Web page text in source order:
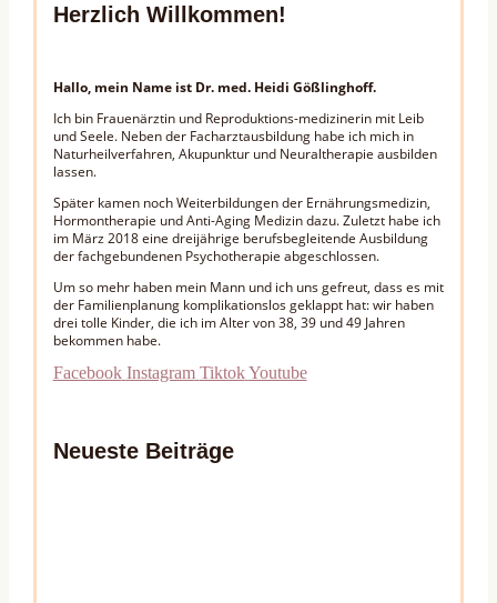
Herzlich Willkommen!
Hallo, mein Name ist Dr. med. Heidi Gößlinghoff.
Ich bin Frauenärztin und Reproduktions-medizinerin mit Leib
und Seele. Neben der Facharztausbildung habe ich mich in
Naturheilverfahren, Akupunktur und Neuraltherapie ausbilden
lassen.
Später kamen noch Weiterbildungen der Ernährungsmedizin,
Hormontherapie und Anti-Aging Medizin dazu. Zuletzt habe ich
im März 2018 eine dreijährige berufsbegleitende Ausbildung
der fachgebundenen Psychotherapie abgeschlossen.
Um so mehr haben mein Mann und ich uns gefreut, dass es mit
der Familienplanung komplikationslos geklappt hat: wir haben
drei tolle Kinder, die ich im Alter von 38, 39 und 49 Jahren
bekommen habe.
Facebook Instagram Tiktok Youtube
Neueste Beiträge